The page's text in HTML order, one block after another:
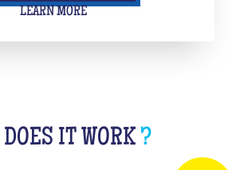
LEARN MORE
IT WORK ?